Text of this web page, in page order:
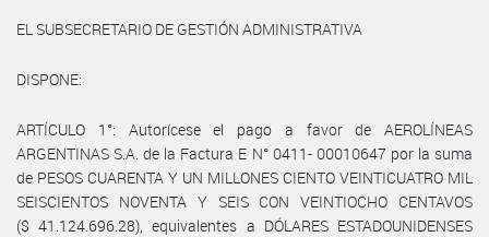
EL SUBSECRETARIO DE GESTIÓN ADMINISTRATIVA
DISPONE:
ARTÍCULO 1°: Autorícese el pago a favor de AEROLÍNEAS
ARGENTINAS S.A. de la Factura E N° 0411- 00010647 por la suma
de PESOS CUARENTA Y UN MILLONES CIENTO VEINTICUATRO MIL
SEISCIENTOS NOVENTA Y SEIS CON VEINTIOCHO CENTAVOS
($ 41.124.696.28), equivalentes a DÓLARES ESTADOUNIDENSES